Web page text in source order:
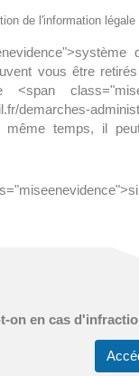
de l'information
vous être
demarches-
même temps, il
on en cas
un hall d’accueil